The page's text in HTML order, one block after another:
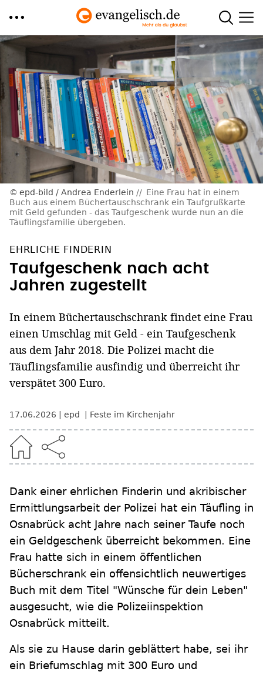
Direkt
Inhalt
epd-bild / Andrea Enderlein
Eine Frau hat in einem
Buch aus einem Büchertauschschrank ein Taufgrußkarte
mit Geld gefunden - das Taufgeschenk wurde nun an die
Täuflingsfamilie übergeben.
EHRLICHE FINDERIN
Taufgeschenk nach acht
Jahren zugestellt
In einem Büchertauschschrank findet eine Frau
einen Umschlag mit Geld - ein Taufgeschenk
aus dem Jahr 2018. Die Polizei macht die
Täuflingsfamilie ausfindig und überreicht ihr
verspätet 300 Euro.
17.06.2026 epd Feste im Kirchenjahr
Dank einer ehrlichen Finderin und akribischer
Ermittlungsarbeit der Polizei hat ein Täufling in
Osnabrück acht Jahre nach seiner Taufe noch
ein Geldgeschenk überreicht bekommen. Eine
Frau hatte sich in einem öffentlichen
Bücherschrank ein offensichtlich neuwertiges
Buch mit dem Titel "Wünsche für dein Leben"
ausgesucht, wie die Polizeiinspektion
Osnabrück mitteilt.
Als sie zu Hause darin geblättert habe, sei ihr
ein Briefumschlag mit 300 Euro und